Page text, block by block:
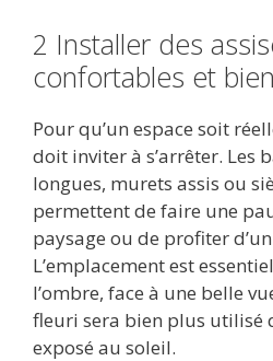
2 Installer des
confortables et
Pour qu’un espace soit
doit inviter à s’arrêter. Les
longues, murets assis ou
permettent de faire une
paysage ou de profiter
L’emplacement est
l’ombre, face à une belle
fleuri sera bien plus utilisé
exposé au soleil.